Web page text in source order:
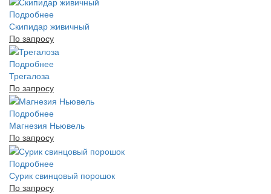
Подробнее
Скипидар живичный
По запросу
Подробнее
Трегалоза
По запросу
Подробнее
Магнезия Ньювель
По запросу
Подробнее
Сурик свинцовый порошок
По запросу